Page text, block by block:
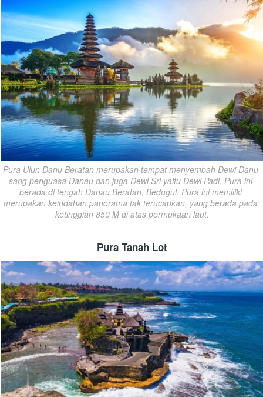
Pura Ulun Danu Beratan merupakan tempat menyembah Dewi Danu
sang penguasa Danau dan juga Dewi Sri yaitu Dewi Padi. Pura ini
berada di tengah Danau Beratan, Bedugul. Pura ini memiliki
merupakan keindahan panorama tak terucapkan, yang berada pada
ketinggian 850 M di atas permukaan laut.
Pura Tanah Lot